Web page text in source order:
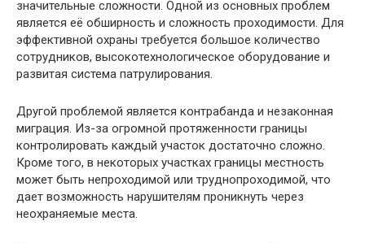
значительные сложности. Одной из основных проблем
является её обширность и сложность проходимости. Для
эффективной охраны требуется большое количество
сотрудников, высокотехнологическое оборудование и
развитая система патрулирования.
Другой проблемой является контрабанда и незаконная
миграция. Из-за огромной протяженности границы
контролировать каждый участок достаточно сложно.
Кроме того, в некоторых участках границы местность
может быть непроходимой или труднопроходимой, что
дает возможность нарушителям проникнуть через
неохраняемые места.